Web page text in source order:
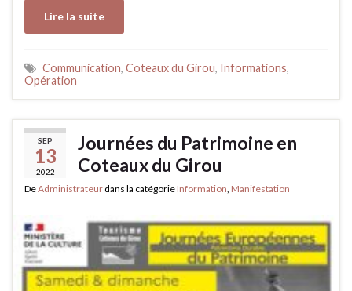
Lire la suite
Communication, Coteaux du Girou, Informations,
Opération
SEP
13
2022
Journées du Patrimoine en
Coteaux du Girou
DeAdministrateur dans la catégorie Information, Manifestation